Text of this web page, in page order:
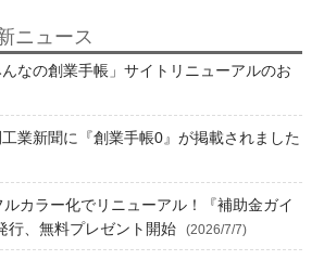
ニュース
んなの創業手帳」サイトリニューアルのお
工業新聞に『創業手帳0』が掲載されました
ルカラー化でリニューアル！『補助金ガイ
行、無料プレゼント開始
(2026/7/7)